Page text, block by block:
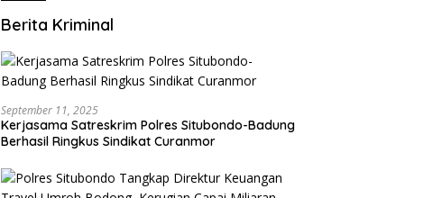
Berita Kriminal
September 11, 2025
Kerjasama Satreskrim Polres Situbondo-Badung
Berhasil Ringkus Sindikat Curanmor